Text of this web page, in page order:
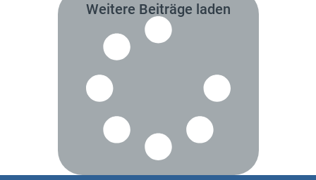
Weitere Beiträge laden